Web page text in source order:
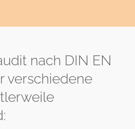
nach DIN EN
verschiedene